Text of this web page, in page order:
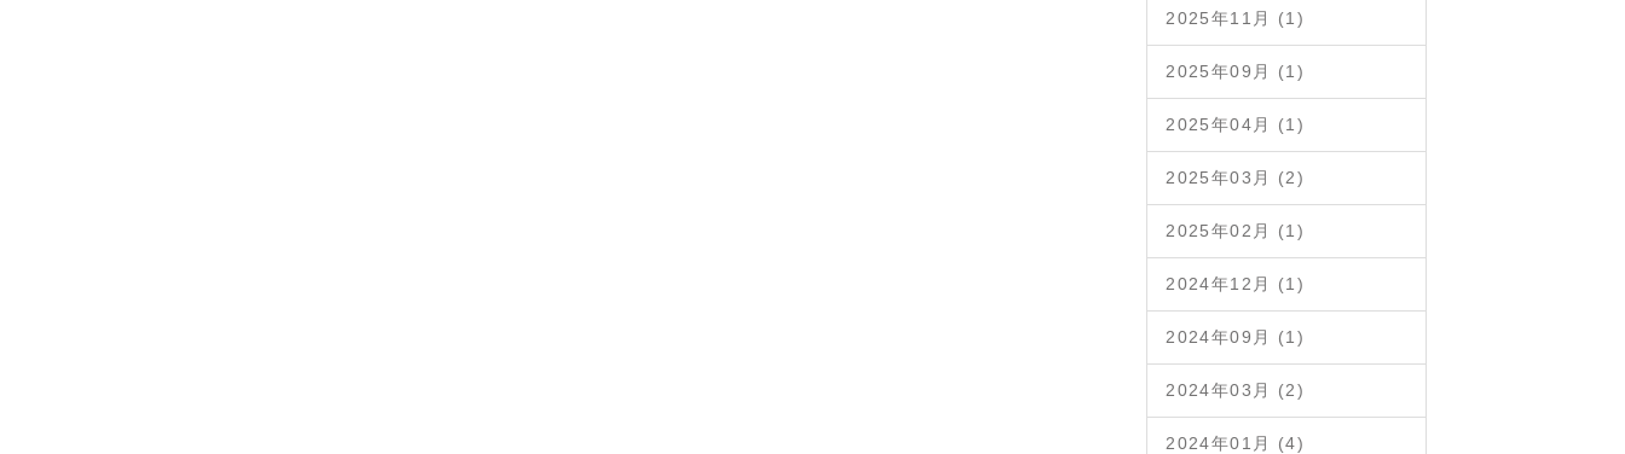
2025年11月 (1)
2025年09月 (1)
2025年04月 (1)
2025年03月 (2)
2025年02月 (1)
2024年12月 (1)
2024年09月 (1)
2024年03月 (2)
2024年01月 (4)